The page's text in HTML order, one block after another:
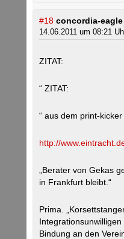
#18 concordia-eagle
14.06.2011 um 08:21
ZITAT:
“ ZITAT:
“ aus dem print-kicker
http://
„Berater von Gekas
in Frankfurt bleibt.“
Prima.
Bindung an den Verein.